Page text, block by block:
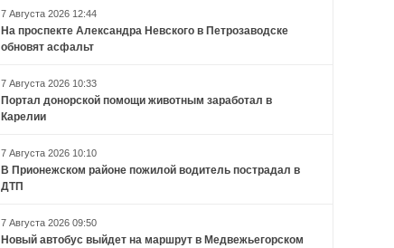
7 Августа 2026 12:44
На проспекте Александра Невского в Петрозаводске
обновят асфальт
7 Августа 2026 10:33
Портал донорской помощи животным заработал в
Карелии
7 Августа 2026 10:10
В Прионежском районе пожилой водитель пострадал в
ДТП
7 Августа 2026 09:50
Новый автобус выйдет на маршрут в Медвежьегорском